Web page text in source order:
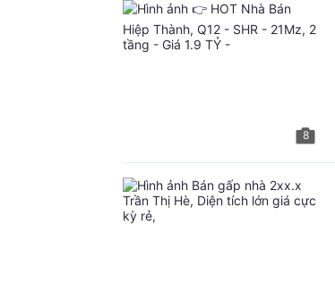
8